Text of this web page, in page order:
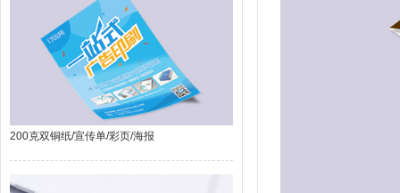
200克双铜纸/宣传单/彩页/海报